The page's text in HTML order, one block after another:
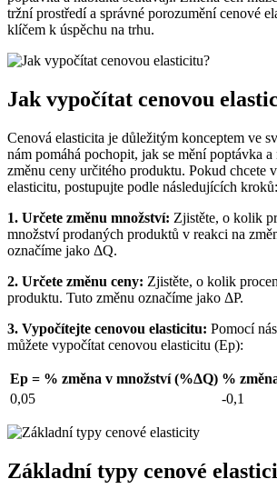
tržní prostředí a správné porozumění cenové
klíčem k úspěchu na trhu.
Jak vypočítat cenovou
Cenová elasticita je důležitým konceptem ve
nám pomáhá pochopit, jak se mění poptávka
změnu ceny určitého produktu. Pokud chcete
elasticitu, postupujte podle následujících kroků:
1. Určete změnu množství: Zjistěte, o kolik
množství prodaných produktů v reakci na
označíme jako ΔQ.
2. Určete změnu ceny: Zjistěte, o kolik
produktu. Tuto změnu označíme jako ΔP.
3. Vypočítejte cenovou elasticitu: Pomocí
můžete vypočítat cenovou elasticitu (Ep):
Ep = % změna v množství (%ΔQ) %
0,05
-0,1
Základní typy cenové